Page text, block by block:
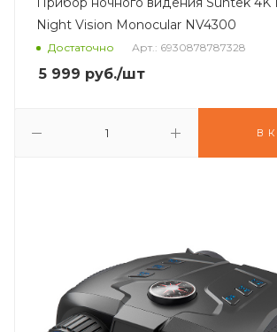
Night Vision Monocular NV4300
Достаточно Арт.: 6930878787328
5 999 руб./шт
В